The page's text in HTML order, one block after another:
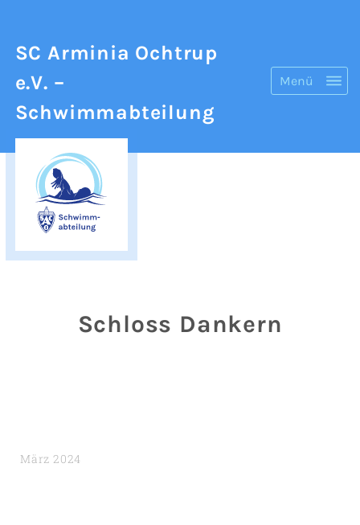
SC Arminia Ochtrup
e.V. –
Schwimmabteilung
Menü
Schloss Dankern
März 2024